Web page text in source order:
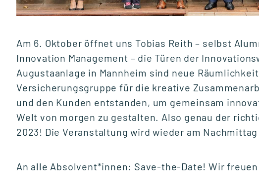
22.06.2026
Am 6. Oktober öffnet uns Tobias Reith – selbst
Innovation Management – die Türen der
Augustaanlage in Mannheim sind neue
Versicherungsgruppe für die kreative
und den Kunden entstanden, um gemeinsam
Welt von morgen zu gestalten. Also genau der
2023! Die Veranstaltung wird wieder am
An alle Absolvent*innen: Save-the-Date! Wir